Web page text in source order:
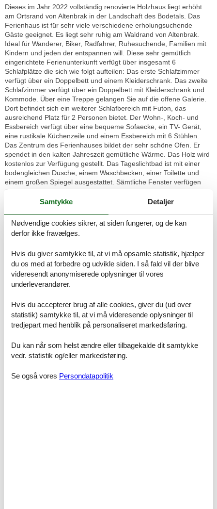
Dieses im Jahr 2022 vollständig renovierte Holzhaus liegt erhöht
am Ortsrand von Altenbrak in der Landschaft des Bodetals. Das
Ferienhaus ist für sehr viele verschiedene erholungsuchende
Gäste geeignet. Es liegt sehr ruhig am Waldrand von Altenbrak.
Ideal für Wanderer, Biker, Radfahrer, Ruhesuchende, Familien mit
Kindern und jeden der entspannen will. Diese sehr gemütlich
eingerichtete Ferienunterkunft verfügt über insgesamt 6
Schlafplätze die sich wie folgt aufteilen: Das erste Schlafzimmer
verfügt über ein Doppelbett und einem Kleiderschrank. Das zweite
Schlafzimmer verfügt über ein Doppelbett mit Kleiderschrank und
Kommode. Über eine Treppe gelangen Sie auf die offene Galerie.
Dort befindet sich ein weiterer Schlafbereich mit Futon, das
ausreichend Platz für 2 Personen bietet. Der Wohn-, Koch- und
Essbereich verfügt über eine bequeme Sofaecke, ein TV- Gerät,
eine rustikale Küchenzeile und einem Essbereich mit 6 Stühlen.
Das Zentrum des Ferienhauses bildet der sehr schöne Ofen. Er
spendet in den kalten Jahreszeit gemütliche Wärme. Das Holz wird
kostenlos zur Verfügung gestellt. Das Tageslichtbad ist mit einer
bodengleichen Dusche, einem Waschbecken, einer Toilette und
einem großen Spiegel ausgestattet. Sämtliche Fenster verfügen
über Fliegengitter. Somit wird die Nachtruhe nicht durch surrende
Plagegeister gestört. Auf der sehr schönen Terrasse können Sie in
ersten Sonnenstrahlen genießen. Auf dem Grundstück befinden
sich insgesamt 3 absperrbare Parkplätze. Das Ferienhaus wird mit
einer Luft/Wärmepumpe betrieben. Fahrräder können bequem im
Raumaufteilung
Schlafzimmer, 2 Personen
Verdunklungsvorhänge, Kleiderschrank
Kingsize-Bett (Offenes Fußteil)
Verdunklungsvorhänge, Kleiderschrank
Kingsize-Bett (Offenes Fußteil)
Kleiner Doppel-Futon (Offenes Fußteil)
Faciliteter
Aktiviteter
Samtykke Detaljer
Nødvendige cookies sikrer, at siden fungerer, og de kan
derfor ikke fravælges.
Hvis du giver samtykke til, at vi må opsamle statistik, hjælper
du os med at forbedre og udvikle siden. I så fald vil der blive
videresendt anonymiserede oplysninger til vores
underleverandører.
Hvis du accepterer brug af alle cookies, giver du (ud over
statistik) samtykke til, at vi må videresende oplysninger til
tredjepart med henblik på personaliseret markedsføring.
Du kan når som helst ændre eller tilbagekalde dit samtykke
vedr. statistik og/eller markedsføring.
Se også vores Persondatapolitik